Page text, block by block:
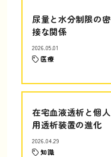
尿量と水分制限の密
接な関係
2026.05.01
医療
在宅血液透析と個人
用透析装置の進化
2026.04.29
知識